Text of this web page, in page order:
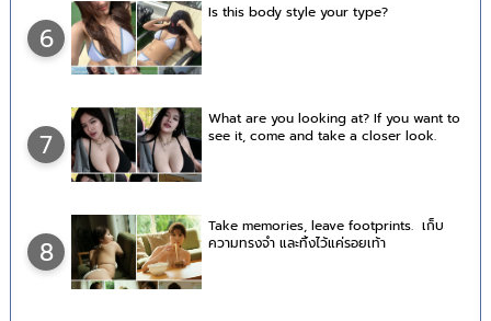
6
Is this body style your type?
7
What are you looking at? If you want to
see it, come and take a closer look.
8
Take memories, leave footprints. เก็บ
ความทรงจำ และทิ้งไว้แค่รอยเท้า